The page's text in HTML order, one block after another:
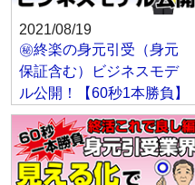
2021/08/19
㊙終楽の身元引受（身元
保証含む）ビジネスモデ
ル公開！【60秒1本勝負】